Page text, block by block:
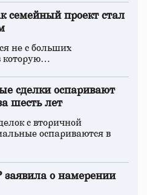
семейный проект стал
не с больших
которую…
сделки оспаривают
шесть лет
с вторичной
оспариваются в
о намерении